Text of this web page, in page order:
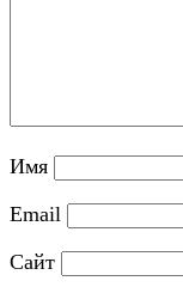
Имя
Email
Сайт